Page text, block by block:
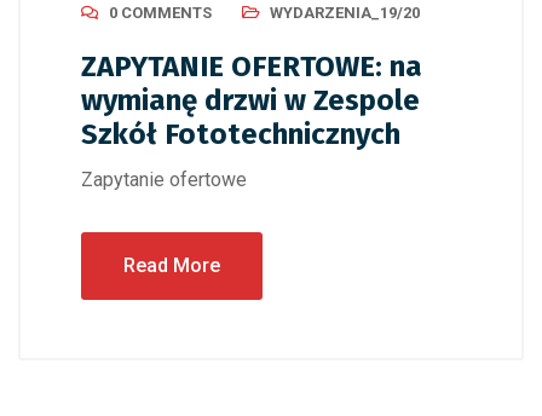
0 COMMENTS WYDARZENIA_19/20
ZAPYTANIE OFERTOWE: na
wymianę drzwi w Zespole
Szkół Fototechnicznych
Zapytanie ofertowe
Read More